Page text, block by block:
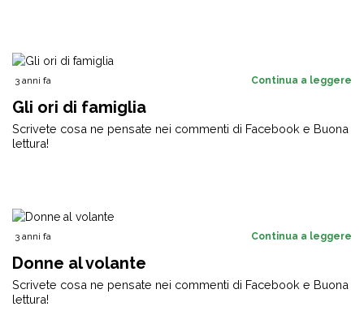
3 anni fa Continua a leggere
Gli ori di famiglia
Scrivete cosa ne pensate nei commenti di Facebook e Buona
lettura!
3 anni fa Continua a leggere
Donne al volante
Scrivete cosa ne pensate nei commenti di Facebook e Buona
lettura!